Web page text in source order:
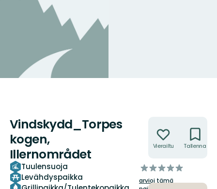
Vindskydd_Torpes
kogen,
Illernområdet
Tuulensuoja
Levähdyspaikka
/5
tähteä
arvioi tämä
Vierailtu Tallenna